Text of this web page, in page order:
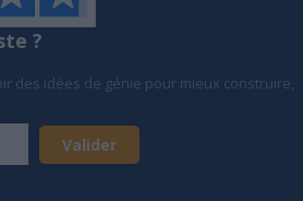
?
des idées de génie pour mieux construire,